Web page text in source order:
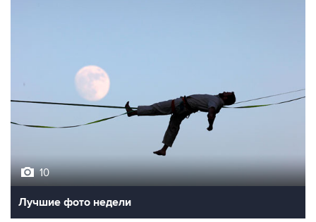
10
Лучшие фото недели